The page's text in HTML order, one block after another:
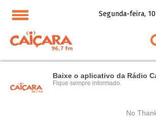
Baixe o aplicativo da Rádio
Fique sempre informado.
No
Segunda-feira,